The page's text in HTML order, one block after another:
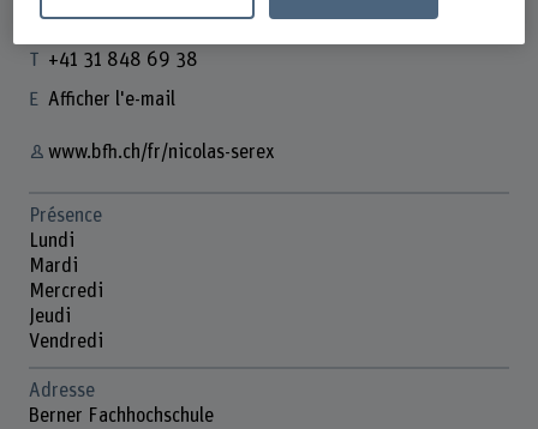
Contact
+41 31 848 69 38
Afficher l'e-mail
www.bfh.ch/fr/nicolas-serex
Présence
Lundi
Mardi
Mercredi
Jeudi
Vendredi
Adresse
Berner Fachhochschule